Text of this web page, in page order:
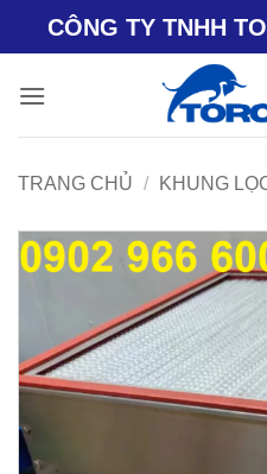
dung
CÔNG TY TNHH
TRANG CHỦ / KHUNG